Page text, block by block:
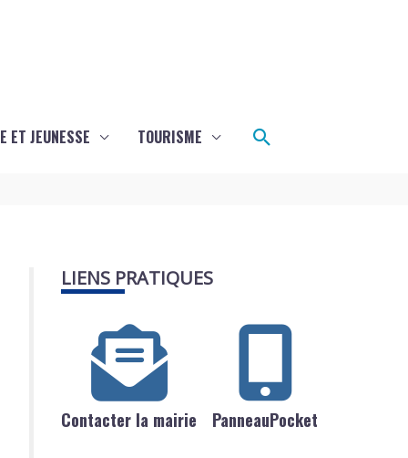
ET JEUNESSE TOURISME Rechercher
LIENS PRATIQUES
Contacter la mairie PanneauPocket